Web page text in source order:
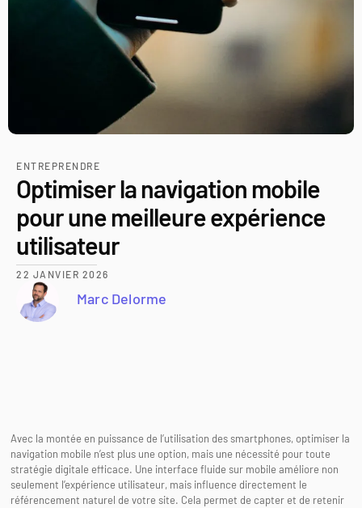
ENTREPRENDRE
Optimiser la navigation mobile
pour une meilleure expérience
utilisateur
22 JANVIER 2026
Marc Delorme
Avec la montée en puissance de l’utilisation des smartphones, optimiser la
navigation mobile n’est plus une option, mais une nécessité pour toute
stratégie digitale efficace. Une interface fluide sur mobile améliore non
seulement l’expérience utilisateur, mais influence directement le
référencement naturel de votre site. Cela permet de capter et de retenir